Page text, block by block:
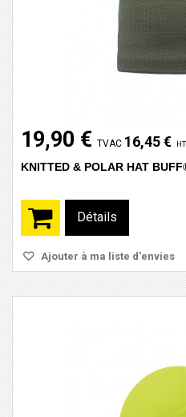
19,90 € TVAC 16,45 €
KNITTED & POLAR HAT
Détails
Ajouter à ma liste d'envies